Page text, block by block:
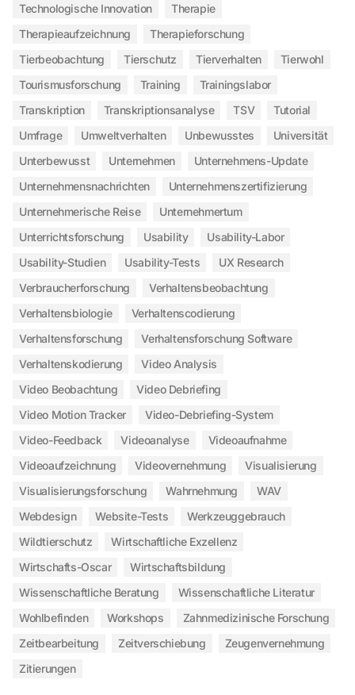
Technologische Innovation
Therapie
Therapieaufzeichnung
Therapieforschung
Tierbeobachtung
Tierschutz Tierverhalten
Tierwohl
Tourismusforschung
Training
Trainingslabor
Transkription
Transkriptionsanalyse TSV
Tutorial
Umfrage
Umweltverhalten Unbewusstes
Universität
Unterbewusst
Unternehmen
Unternehmens-Update
Unternehmensnachrichten
Unternehmenszertifizierung
Unternehmerische Reise
Unternehmertum
Unterrichtsforschung
Usability
Usability-Labor
Usability-Studien
Usability-Tests
UX Research
Verbraucherforschung
Verhaltensbeobachtung
Verhaltensbiologie
Verhaltenscodierung
Verhaltensforschung
Verhaltensforschung Software
Verhaltenskodierung
Video Analysis
Video Beobachtung
Video Debriefing
Video Motion Tracker
Video-Debriefing-System
Video-Feedback
Videoanalyse
Videoaufnahme
Videoaufzeichnung
Videovernehmung
Visualisierung
Visualisierungsforschung
Wahrnehmung
WAV
Webdesign
Website-Tests
Werkzeuggebrauch
Wildtierschutz
Wirtschaftliche Exzellenz
Wirtschafts-Oscar
Wirtschaftsbildung
Wissenschaftliche Beratung
Wissenschaftliche Literatur
Wohlbefinden
Workshops
Zahnmedizinische Forschung
Zeitbearbeitung
Zeitverschiebung
Zeugenvernehmung
Zitierungen